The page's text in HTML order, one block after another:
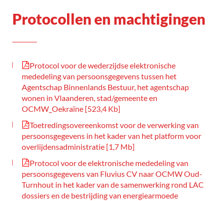
Protocollen en machtigingen
Protocol voor de wederzijdse elektronische
mededeling van persoonsgegevens tussen het
Agentschap Binnenlands Bestuur, het agentschap
wonen in Vlaanderen, stad/gemeente en
OCMW_Oekraïne 523,4 Kb
Toetredingsovereenkomst voor de verwerking van
persoonsgegevens in het kader van het platform voor
overlijdensadministratie 1,7 Mb
Protocol voor de elektronische mededeling van
persoonsgegevens van Fluvius CV naar OCMW Oud-
Turnhout in het kader van de samenwerking rond LAC
dossiers en de bestrijding van energiearmoede